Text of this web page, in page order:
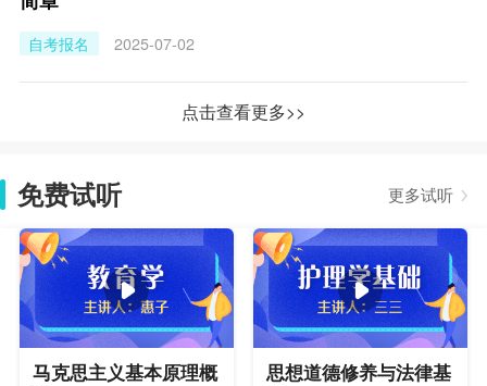
自考报名
2025-07-02
点击查看更多>>
免费试听 更多试听
马克思主义基本原理概
思想道德修养与法律基